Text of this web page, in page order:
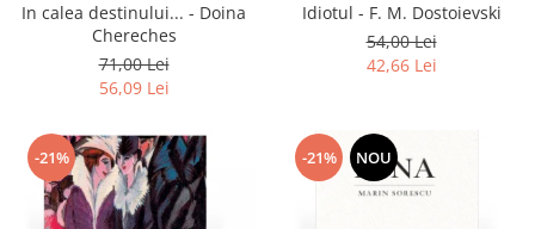
In calea destinului... - Doina
Chereches
71,00 Lei
56,09 Lei
Idiotul - F. M. Dostoievski
54,00 Lei
42,66 Lei
-21% -21% NOU